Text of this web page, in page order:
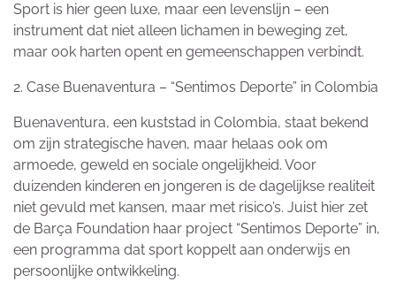
Sport is hier geen luxe, maar een levenslijn – een
instrument dat niet alleen lichamen in beweging zet,
maar ook harten opent en gemeenschappen verbindt.
2. Case Buenaventura – “Sentimos Deporte” in Colombia
Buenaventura, een kuststad in Colombia, staat bekend
om zijn strategische haven, maar helaas ook om
armoede, geweld en sociale ongelijkheid. Voor
duizenden kinderen en jongeren is de dagelijkse realiteit
niet gevuld met kansen, maar met risico’s. Juist hier zet
de Barça Foundation haar project “Sentimos Deporte” in,
een programma dat sport koppelt aan onderwijs en
persoonlijke ontwikkeling.